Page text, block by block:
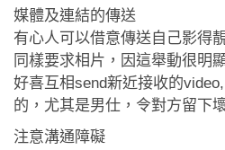
媒體及連結的傳送
有心人可以借意傳送自己影得
同樣要求相片，因這舉動很明
好喜互相send新近接收的
的，尤其是男仕，令對方留下
注意溝通障礙